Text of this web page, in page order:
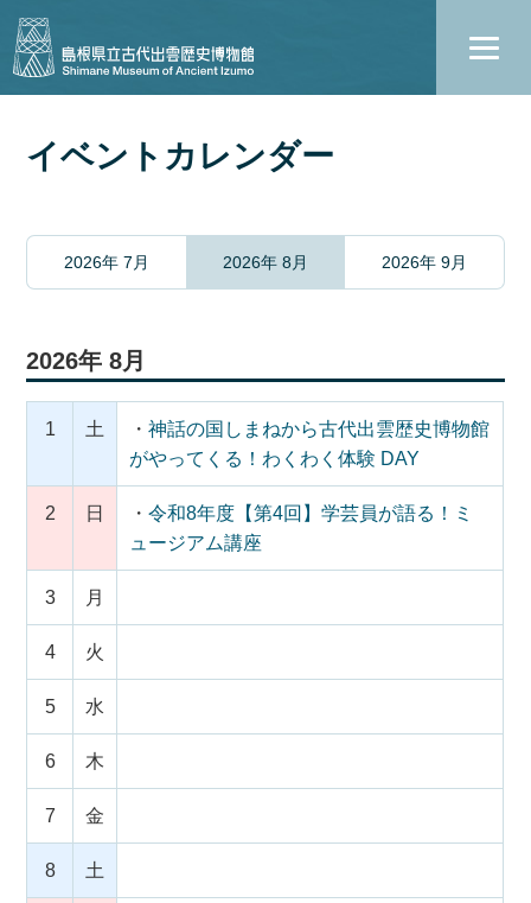
イベントカレンダー
2026年 7月 2026年 8月 2026年 9月
2026年 8月
1 土 ・神話の国しまねから古代出雲歴史博物館
がやってくる！わくわく体験 DAY
2 日 ・令和8年度【第4回】学芸員が語る！ミ
ュージアム講座
3 月
4 火
5 水
6 木
7 金
8 土